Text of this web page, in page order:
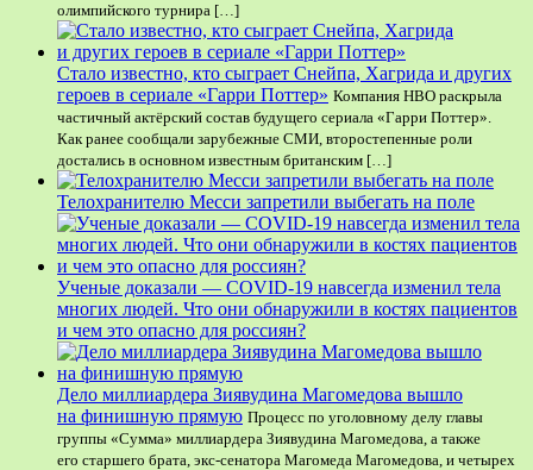
олимпийского турнира […]
Стало известно, кто сыграет Снейпа, Хагрида и других
героев в сериале «Гарри Поттер» Компания HBO раскрыла
частичный актёрский состав будущего сериала «Гарри Поттер».
Как ранее сообщали зарубежные СМИ, второстепенные роли
достались в основном известным британским […]
Телохранителю Месси запретили выбегать на поле
Ученые доказали — COVID-19 навсегда изменил тела
многих людей. Что они обнаружили в костях пациентов
и чем это опасно для россиян?
Дело миллиардера Зиявудина Магомедова вышло
на финишную прямую Процесс по уголовному делу главы
группы «Сумма» миллиардера Зиявудина Магомедова, а также
его старшего брата, экс-сенатора Магомеда Магомедова, и четырех